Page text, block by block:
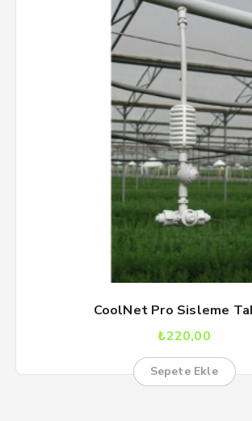
CoolNet Pro Sisleme
₺220,00
Sepete Ekle